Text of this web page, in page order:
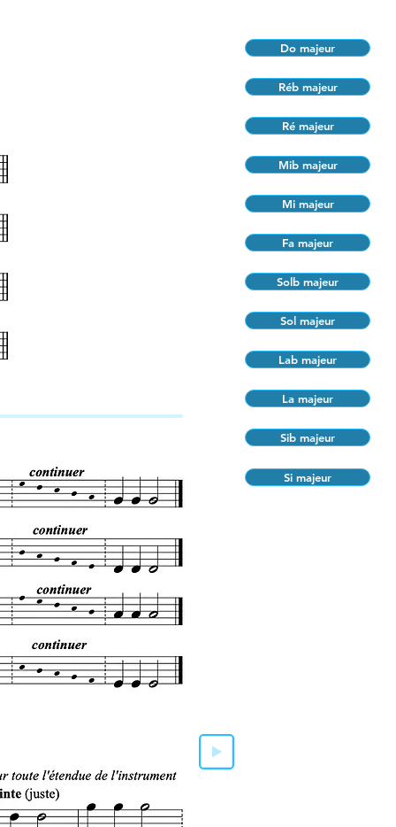
Do majeur
Réb majeur
Ré majeur
Mib majeur
Mi majeur
Fa majeur
Solb majeur
Sol majeur
Lab majeur
La majeur
Sib majeur
Si majeur